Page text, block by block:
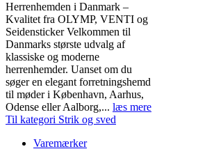
Herrenhemden i Danmark –
Kvalitet fra OLYMP, VENTI og
Seidensticker Velkommen til
Danmarks største udvalg af
klassiske og moderne
herrenhemder. Uanset om du
søger en elegant forretningshemd
til møder i København, Aarhus,
Odense eller Aalborg,... læs mere
Til kategori Strik og sved
Varemærker